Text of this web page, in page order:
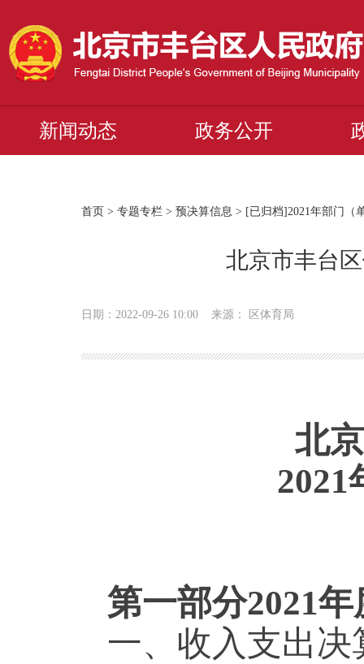
新闻动态 政务公开
首页 > 专题专栏> 预决算信息 > [已归档]2021年部门（
北京市丰台
日期：2022-09-26 10:00 来源： 区体育局
北
2021
第一部分2021
一、收入支出决